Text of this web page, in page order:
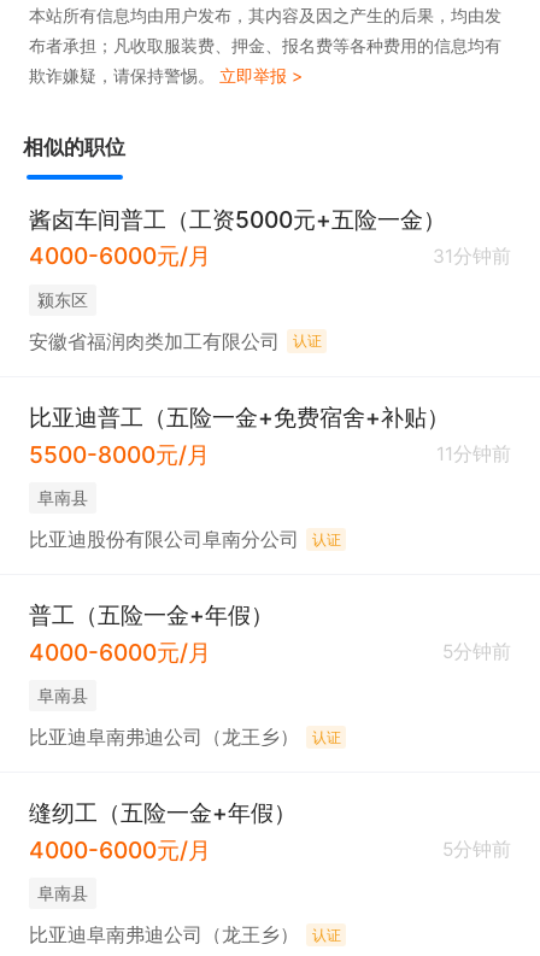
本站所有信息均由用户发布，其内容及因之产生的后果，均由发
布者承担；凡收取服装费、押金、报名费等各种费用的信息均有
欺诈嫌疑，请保持警惕。 立即举报 >
相似的职位
酱卤车间普工（工资5000元+五险一金）
4000-6000元/月
31分钟前
颍东区
安徽省福润肉类加工有限公司 认证
比亚迪普工（五险一金+免费宿舍+补贴）
5500-8000元/月
11分钟前
阜南县
比亚迪股份有限公司阜南分公司 认证
普工（五险一金+年假）
4000-6000元/月
5分钟前
阜南县
比亚迪阜南弗迪公司（龙王乡） 认证
缝纫工（五险一金+年假）
4000-6000元/月
5分钟前
阜南县
比亚迪阜南弗迪公司（龙王乡） 认证